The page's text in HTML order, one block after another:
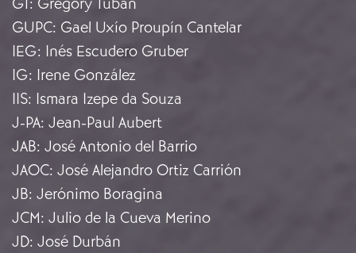
GUPC: Gael Uxío Proupín Cantelar
IEG: Inés Escudero Gruber
IG: Irene González
IIS: Ismara Izepe da Souza
J-PA: Jean-Paul Aubert
JAB: José Antonio del Barrio
JAOC: José Alejandro Ortiz Carrión
JB: Jerónimo Boragina
JCM: Julio de la Cueva Merino
JD: José Durbán